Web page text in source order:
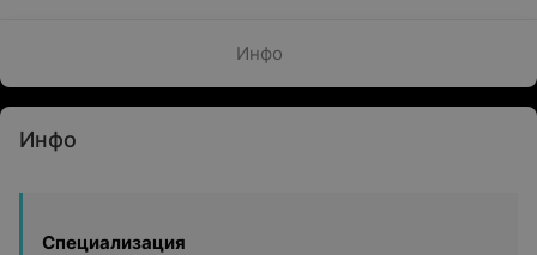
Инфо
Инфо
Специализация